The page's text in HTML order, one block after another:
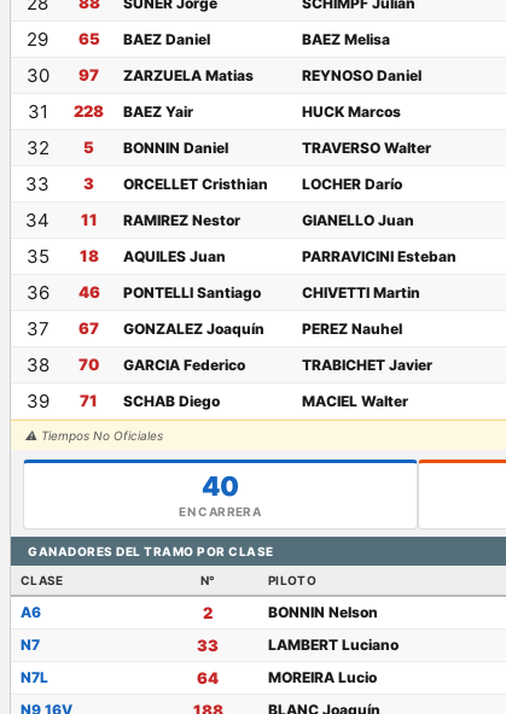
29 65 BAEZ Daniel BAEZ Melisa
30 97 ZARZUELA Matias REYNOSO Daniel
31 228 BAEZ Yair HUCK Marcos
32 5 BONNIN Daniel TRAVERSO Walter
33 3 ORCELLET Cristhian LOCHER Darío
34 11 RAMIREZ Nestor GIANELLO Juan
35 18 AQUILES Juan PARRAVICINI Esteban
36 46 PONTELLI Santiago CHIVETTI Martin
37 67 GONZALEZ Joaquín PEREZ Nauhel
38 70 GARCIA Federico TRABICHET Javier
39 71 SCHAB Diego MACIEL Walter
⚠ Tiempos No Oficiales
40
EN CARRERA
GANADORES DEL TRAMO POR CLASE
CLASE
N° PILOTO
A6 2 BONNIN Nelson
N7 33 LAMBERT Luciano
N7L 64 MOREIRA Lucio
N9 16V BLANC Joaquín